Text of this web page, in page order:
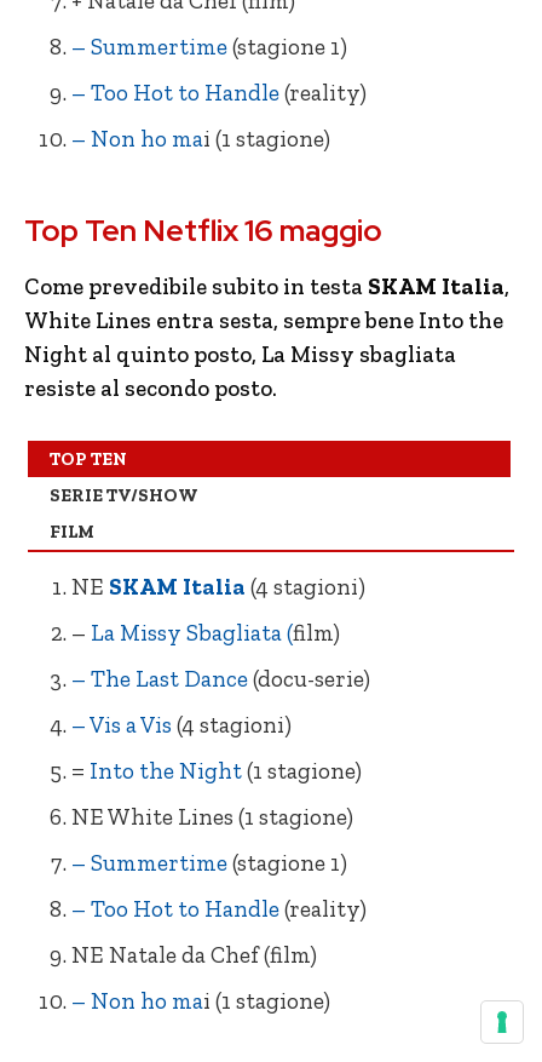
– Summertime(stagione 1)
– Too Hot to Handle(reality)
– Non ho mai (1 stagione)
= White Lines (1 stagione)
– The Last Dance (docu-serie)
– Vis a Vis(4 stagioni)
= Into the Night (1 stagione)
= Too Hot to Handle (reality)
= Prison Break (5 stagioni)
= La Casa Di Carta (4 parti)
= Natale da Chef
= Dangerous Lies
+ Ti amo, imbecille
+ Tyler Rake
– Ricchi d’amore
RE Napoli Velata
Top Ten Netflix 16 maggio
Come prevedibile subito in testa SKAM Italia,
White Lines entra sesta, sempre bene Into the
Night al quinto posto, La Missy sbagliata
resiste al secondo posto.
TOP TEN
SERIE TV/SHOW
FILM
NE SKAM Italia (4 stagioni)
– La Missy Sbagliata (film)
– The Last Dance(docu-serie)
– Vis a Vis (4 stagioni)
= Into the Night(1 stagione)
NE White Lines (1 stagione)
– Summertime(stagione 1)
– Too Hot to Handle(reality)
NE Natale da Chef (film)
– Non ho mai (1 stagione)